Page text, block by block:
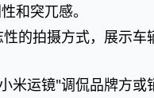
和突兀感。
的拍摄方式，展示车
米运镜"调侃品牌方